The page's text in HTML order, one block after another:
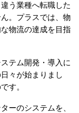
う業種へ転職した
。プラスでは、物
物流の達成を目指
テム開発・導入に
々が始まりまし
す。
ーのシステムを、